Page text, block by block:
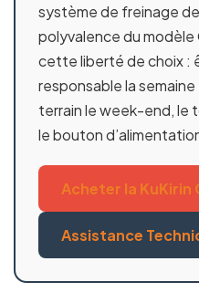
système de freinage
polyvalence du
cette liberté de choix :
responsable la
terrain le week-end, le
le bouton
Acheter la KuKirin
Assistance